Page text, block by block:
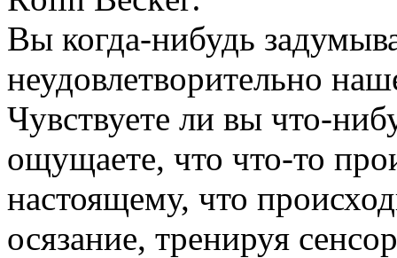
Вы когда-нибудь
неудовлетворительно
Чувствуете ли вы что-
ощущаете, что что-то
настоящему, что
осязание, тренируя